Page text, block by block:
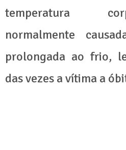
temperatura
normalmente
prolongada ao frio,
das vezes a vítima a